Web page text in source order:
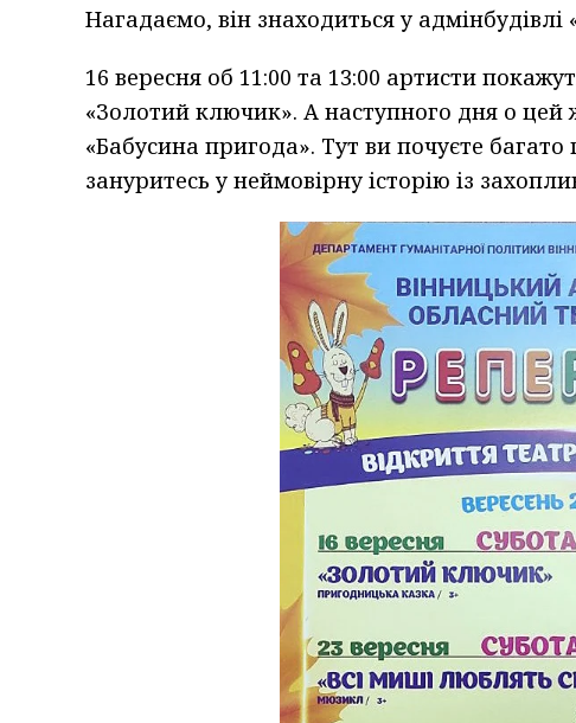
Нагадаємо, він знаходиться у адмінбудівлі
16 вересня об 11:00 та 13:00 артисти
«Золотий ключик». А наступного дня о цей
«Бабусина пригода». Тут ви почуєте
зануритесь у неймовірну історію із